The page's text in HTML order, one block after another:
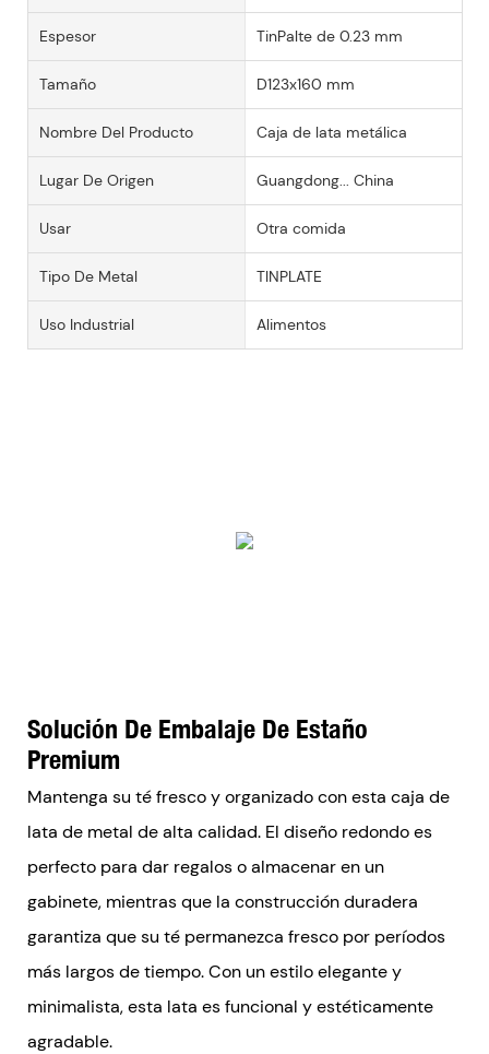
Espesor TinPalte de 0.23 mm
Tamaño D123x160 mm
Nombre Del Producto Caja de lata metálica
Lugar De Origen Guangdong... China
Usar Otra comida
Tipo De Metal TINPLATE
Uso Industrial Alimentos
Solución De Embalaje De Estaño
Premium
Mantenga su té fresco y organizado con esta caja de
lata de metal de alta calidad. El diseño redondo es
perfecto para dar regalos o almacenar en un
gabinete, mientras que la construcción duradera
garantiza que su té permanezca fresco por períodos
más largos de tiempo. Con un estilo elegante y
minimalista, esta lata es funcional y estéticamente
agradable.